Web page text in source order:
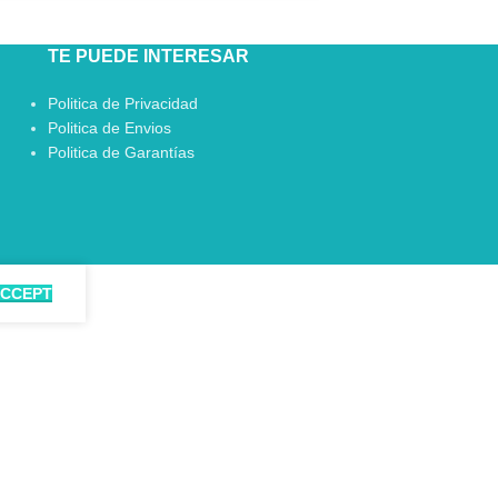
TE PUEDE INTERESAR
Politica de Privacidad
Politica de Envios
Politica de Garantías